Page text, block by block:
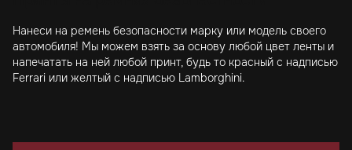
Нанеси на ремень безопасности марку или модель своего
автомобиля! Мы можем взять за основу любой цвет ленты и
напечатать на ней любой принт, будь то красный с надписью
Ferrari или желтый с надписью Lamborghini.